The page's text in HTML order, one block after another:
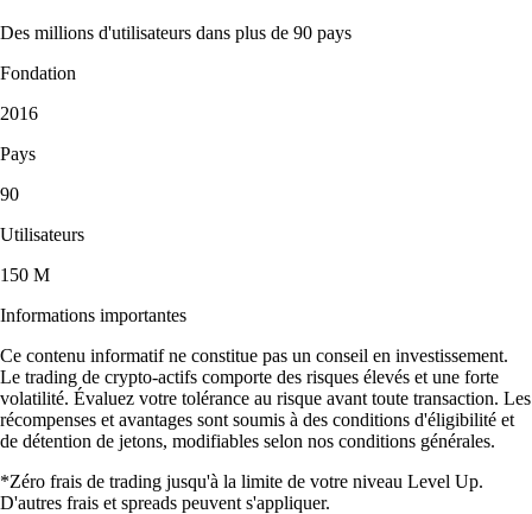
Des millions d'utilisateurs dans plus de 90 pays
Fondation
2016
Pays
90
Utilisateurs
150 M
Informations importantes
Ce contenu informatif ne constitue pas un conseil en investissement.
Le trading de crypto-actifs comporte des risques élevés et une forte
volatilité. Évaluez votre tolérance au risque avant toute transaction. Les
récompenses et avantages sont soumis à des conditions d'éligibilité et
de détention de jetons, modifiables selon nos conditions générales.
*Zéro frais de trading jusqu'à la limite de votre niveau Level Up.
D'autres frais et spreads peuvent s'appliquer.